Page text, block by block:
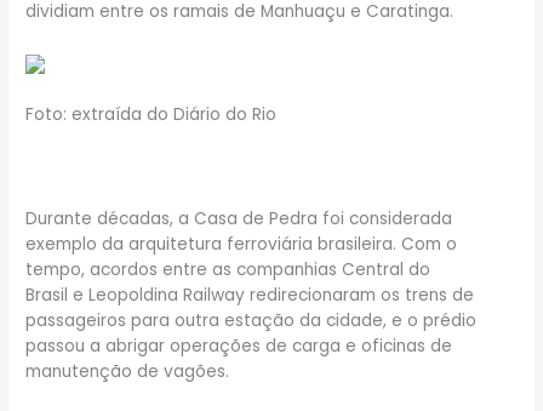
dividiam entre os ramais de Manhuaçu e Caratinga.
Foto: extraída do Diário do Rio
Durante décadas, a Casa de Pedra foi considerada
exemplo da arquitetura ferroviária brasileira. Com o
tempo, acordos entre as companhias Central do
Brasil e Leopoldina Railway redirecionaram os trens de
passageiros para outra estação da cidade, e o prédio
passou a abrigar operações de carga e oficinas de
manutenção de vagões.